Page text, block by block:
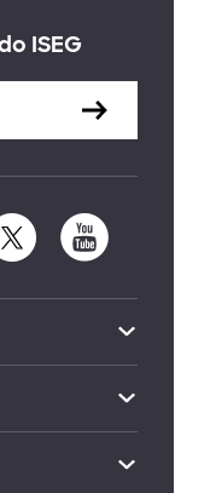
ISEG